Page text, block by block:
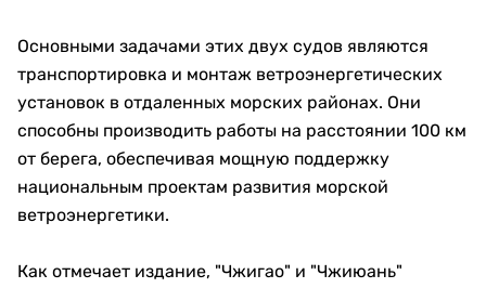
Основными задачами этих двух судов являются
транспортировка и монтаж ветроэнергетических
установок в отдаленных морских районах. Они
способны производить работы на расстоянии 100 км
от берега, обеспечивая мощную поддержку
национальным проектам развития морской
ветроэнергетики.
Как отмечает издание, "Чжигао" и "Чжиюань"